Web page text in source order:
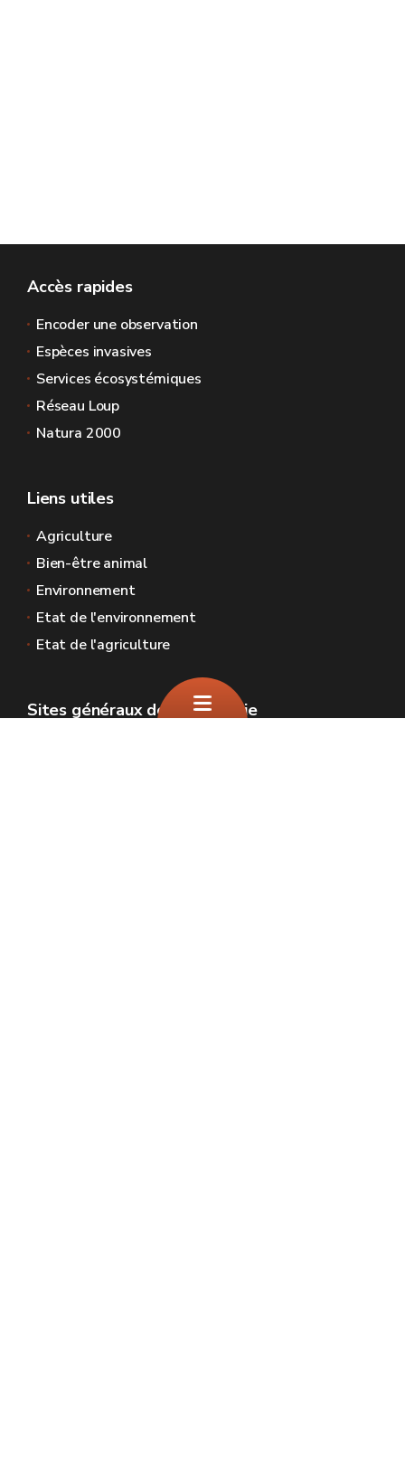
Accès rapides
Encoder une observation
Espèces invasives
Services écosystémiques
Réseau Loup
Natura 2000
Liens utiles
Agriculture
Bien-être animal
Environnement
Etat de l'environnement
Etat de l'agriculture
Sites généraux de la Wallonie